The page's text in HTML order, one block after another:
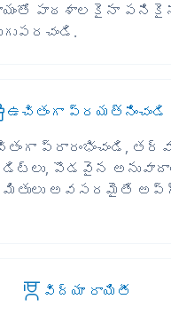
పాఠశాలకైనా
ఉచితంగా ప్రయత్నించండి
ప్రారంభించండి,
పొడవైన
అవసరమైతే
విద్యా రాయితీ